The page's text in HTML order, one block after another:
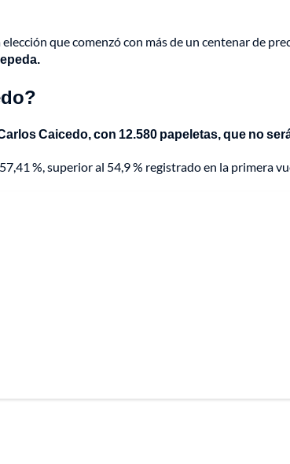
que comenzó con más de un centenar de
Caicedo, con 12.580 papeletas, que no
%, superior al 54,9 % registrado en la primera